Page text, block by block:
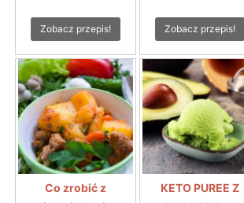
Zobacz przepis! Zobacz przepis!
Co zrobić z
KETO PUREE Z